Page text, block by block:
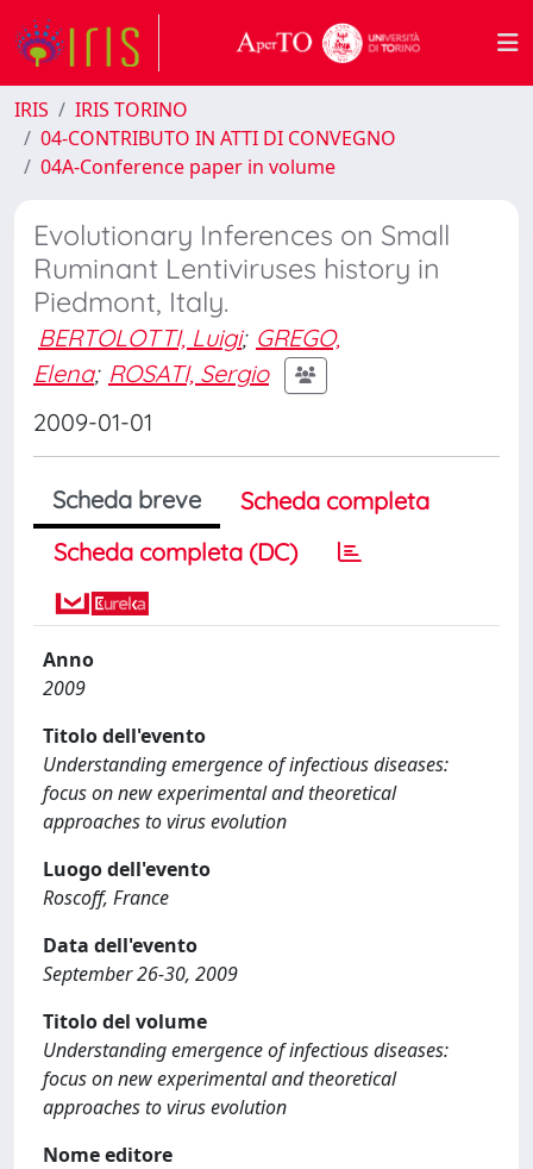
IRIS
IRIS TORINO
04-CONTRIBUTO IN ATTI DI CONVEGNO
04A-Conference paper in volume
Evolutionary Inferences on Small
Ruminant Lentiviruses history in
Piedmont, Italy.
BERTOLOTTI, Luigi; GREGO,
Elena; ROSATI, Sergio
2009-01-01
Scheda breve
Scheda completa
Scheda completa (DC)
Anno
2009
Titolo dell'evento
Understanding emergence of infectious diseases:
focus on new experimental and theoretical
approaches to virus evolution
Luogo dell'evento
Roscoff, France
Data dell'evento
September 26-30, 2009
Titolo del volume
Understanding emergence of infectious diseases:
focus on new experimental and theoretical
approaches to virus evolution
Nome editore